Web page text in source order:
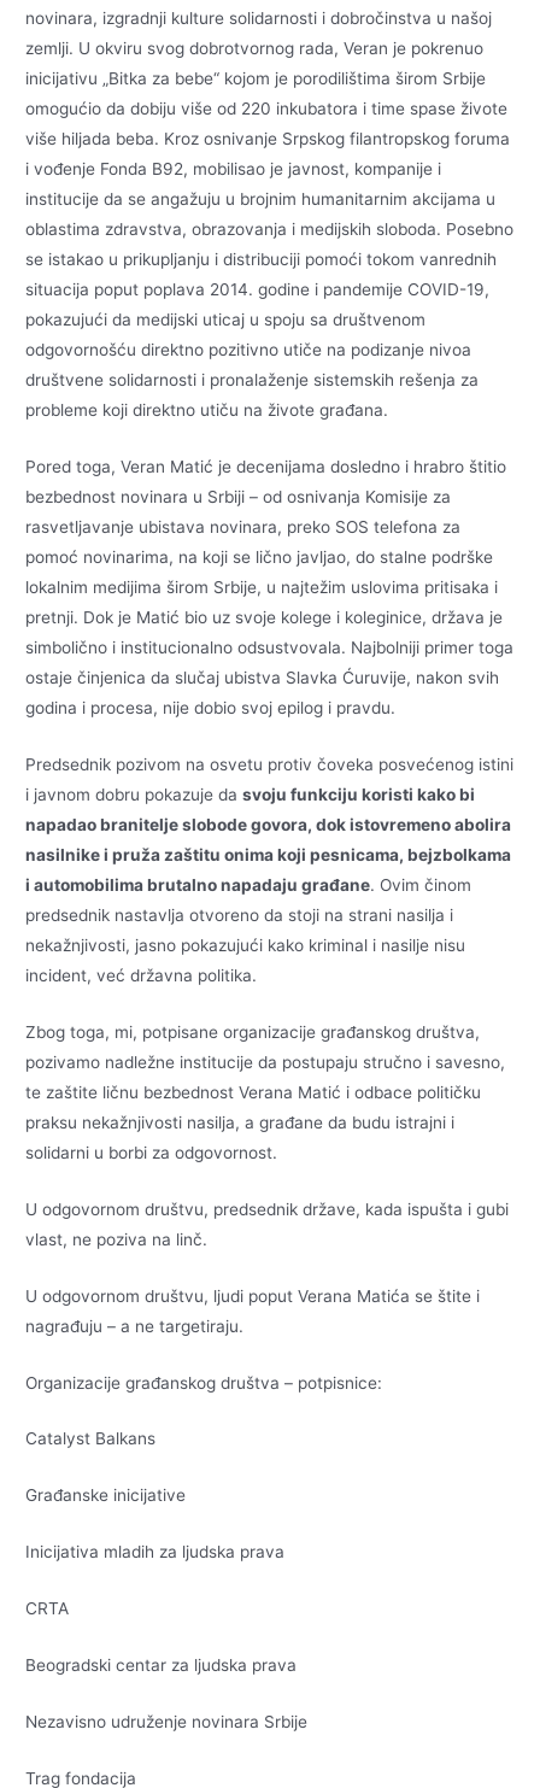
novinara, izgradnji kulture solidarnosti i dobročinstva u našoj
zemlji. U okviru svog dobrotvornog rada, Veran je pokrenuo
inicijativu „Bitka za bebe“ kojom je porodilištima širom Srbije
omogućio da dobiju više od 220 inkubatora i time spase živote
više hiljada beba. Kroz osnivanje Srpskog filantropskog foruma
i vođenje Fonda B92, mobilisao je javnost, kompanije i
institucije da se angažuju u brojnim humanitarnim akcijama u
oblastima zdravstva, obrazovanja i medijskih sloboda. Posebno
se istakao u prikupljanju i distribuciji pomoći tokom vanrednih
situacija poput poplava 2014. godine i pandemije COVID-19,
pokazujući da medijski uticaj u spoju sa društvenom
odgovornošću direktno pozitivno utiče na podizanje nivoa
društvene solidarnosti i pronalaženje sistemskih rešenja za
probleme koji direktno utiču na živote građana.
Pored toga, Veran Matić je decenijama dosledno i hrabro štitio
bezbednost novinara u Srbiji – od osnivanja Komisije za
rasvetljavanje ubistava novinara, preko SOS telefona za
pomoć novinarima, na koji se lično javljao, do stalne podrške
lokalnim medijima širom Srbije, u najtežim uslovima pritisaka i
pretnji. Dok je Matić bio uz svoje kolege i koleginice, država je
simbolično i institucionalno odsustvovala. Najbolniji primer toga
ostaje činjenica da slučaj ubistva Slavka Ćuruvije, nakon svih
godina i procesa, nije dobio svoj epilog i pravdu.
Predsednik pozivom na osvetu protiv čoveka posvećenog istini
i javnom dobru pokazuje dasvoju funkciju koristi kako bi
napadao branitelje slobode govora, dok istovremeno abolira
nasilnike i pruža zaštitu onima koji pesnicama, bejzbolkama
i automobilima brutalno napadaju građane. Ovim činom
predsednik nastavlja otvoreno da stoji na strani nasilja i
nekažnjivosti, jasno pokazujući kako kriminal i nasilje nisu
incident, već državna politika.
Zbog toga, mi, potpisane organizacije građanskog društva,
pozivamo nadležne institucije da postupaju stručno i savesno,
te zaštite ličnu bezbednost Verana Matić i odbace političku
praksu nekažnjivosti nasilja, a građane da budu istrajni i
solidarni u borbi za odgovornost.
U odgovornom društvu, predsednik države, kada ispušta i gubi
vlast, ne poziva na linč.
U odgovornom društvu, ljudi poput Verana Matića se štite i
nagrađuju – a ne targetiraju.
Organizacije građanskog društva – potpisnice:
Catalyst Balkans
Građanske inicijative
Inicijativa mladih za ljudska prava
CRTA
Beogradski centar za ljudska prava
Nezavisno udruženje novinara Srbije
Trag fondacija